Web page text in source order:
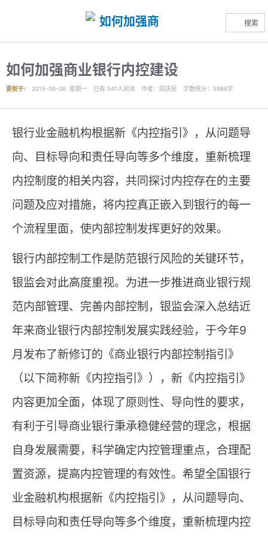
搜索
如何加强商业银行内控建设
更新于: 2015-06-08 星期一 已有 541 人阅读 作者：阎庆民 字数统计：5986字
银行业金融机构根据新《内控指引》，从问题导
向、目标导向和责任导向等多个维度，重新梳理
内控制度的相关内容，共同探讨内控存在的主要
问题及应对措施，将内控真正嵌入到银行的每一
个流程里面，使内部控制发挥更好的效果。
银行内部控制工作是防范银行风险的关键环节，
银监会对此高度重视。为进一步推进商业银行规
范内部管理、完善内部控制，银监会深入总结近
年来商业银行内部控制发展实践经验，于今年9
月发布了新修订的《商业银行内部控制指引》
（以下简称新《内控指引》），新《内控指引》
内容更加全面，体现了原则性、导向性的要求，
有利于引导商业银行秉承稳健经营的理念，根据
自身发展需要，科学确定内控管理重点，合理配
置资源，提高内控管理的有效性。希望全国银行
业金融机构根据新《内控指引》，从问题导向、
目标导向和责任导向等多个维度，重新梳理内控